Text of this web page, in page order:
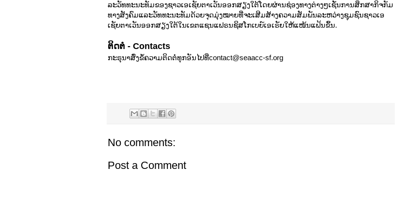
ລະວັທທະນະທັມຂອງຊາວເອເຊັຍຕາເວັນອອກສຽງໃຕ້ໂດຍຜ່ານຊ່ອງທາງຕ່າງໆເຊັ່ນການສຶກສາກິຈກັມ
ທາງສັງຄົມແລະວັທທະນະທັມດ້ວຍຈຸດມຸ່ງໝາຍທີ່ຈະເສີມສ້າງຄວາມສັມພັນລະຫວ່າງຊຸມຊົນຊາວເອ
ເຊັຍຕາເວັນອອກສຽງໃຕ້ໃນເຂຕແຊນແຟຣນຊິສໂກເບຍ໌ເອເຣັຍໃຫ້ແໜ້ນແຟ້ນຂຶ້ນ.
ຕິດຕໍ່ - Contacts
ກະຣຸນາສົ່ງຂໍ້ຄວາມຕິດຕໍ່ທຸກອັນໄປທີ່contact@seaacc-sf.org
No comments:
Post a Comment